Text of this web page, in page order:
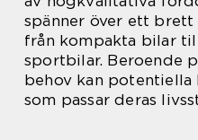
spänner över ett
från kompakta bilar
sportbilar. Beroende
behov kan
som passar deras